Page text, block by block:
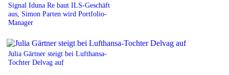
Signal Iduna Re baut ILS-Geschäft
aus, Simon Parten wird Portfolio-
Manager
Julia Gärtner steigt bei Lufthansa-
Tochter Delvag auf